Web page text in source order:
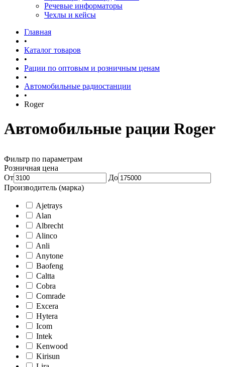
Речевые информаторы
Чехлы и кейсы
Главная
•
Каталог товаров
•
Рации по оптовым и розничным ценам
•
Автомобильные радиостанции
•
Roger
Автомобильные рации Roger
Фильтр по параметрам
Розничная цена
От
До
Производитель (марка)
Ajetrays
Alan
Albrecht
Alinco
Anli
Anytone
Baofeng
Caltta
Cobra
Comrade
Excera
Hytera
Icom
Intek
Kenwood
Kirisun